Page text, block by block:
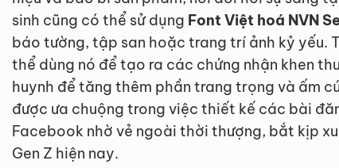
sinh cũng có thể sử dụng Font Việt hoá NVN
báo tường, tập san hoặc trang trí ảnh kỷ yếu.
thể dùng nó để tạo ra các chứng nhận khen
huynh để tăng thêm phần trang trọng và ấm
được ưa chuộng trong việc thiết kế các bài
Facebook nhờ vẻ ngoài thời thượng, bắt kịp
Gen Z hiện nay.